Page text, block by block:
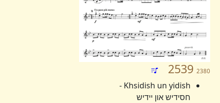
2539 2380
Khsidish un yidish -
חסידיש און יידיש